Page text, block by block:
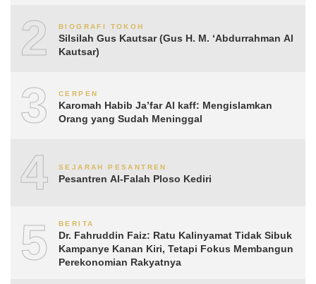
2 BIOGRAFI TOKOH
Silsilah Gus Kautsar (Gus H. M. ‘Abdurrahman Al
Kautsar)
3 CERPEN
Karomah Habib Ja’far Al kaff: Mengislamkan
Orang yang Sudah Meninggal
4 SEJARAH PESANTREN
Pesantren Al-Falah Ploso Kediri
5 BERITA
Dr. Fahruddin Faiz: Ratu Kalinyamat Tidak Sibuk
Kampanye Kanan Kiri, Tetapi Fokus Membangun
Perekonomian Rakyatnya